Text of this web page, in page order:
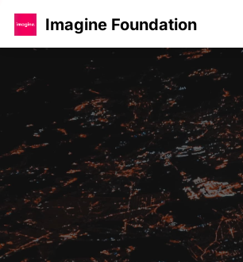
Imagine Foundation